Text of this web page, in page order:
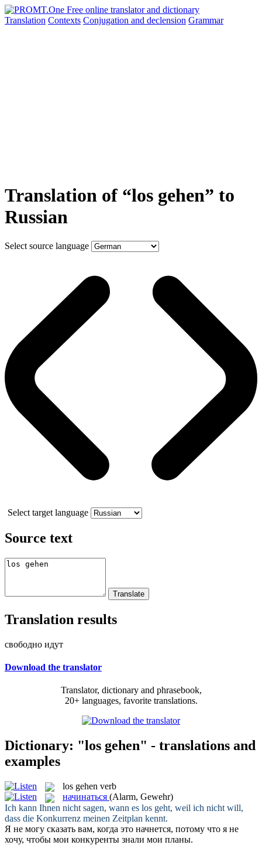
Translation Contexts Conjugation and declension Grammar
Translation of “los gehen” to
Russian
Select source language
Select target language
Source text
Translation results
свободно идут
Download the translator
Translator, dictionary and phrasebook,
20+ languages, favorite translations.
Dictionary: "los gehen" - translations and
examples
los gehen verb
начинаться (Alarm, Gewehr)
Ich kann Ihnen nicht sagen, wann es los geht, weil ich nicht will,
dass die Konkurrenz meinen Zeitplan kennt.
Я не могу сказать вам, когда это начнется, потому что я не
хочу, чтобы мои конкуренты знали мои планы.